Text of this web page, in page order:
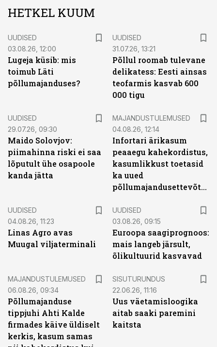
HETKEL KUUM
UUDISED
03.08.26, 12:00
Lugeja küsib: mis
toimub Läti
põllumajanduses?
UUDISED
31.07.26, 13:21
Põllul roomab tulevane
delikatess: Eesti ainsas
teofarmis kasvab 600
000 tigu
UUDISED
29.07.26, 09:30
Maido Solovjov:
piimahinna riski ei saa
lõputult ühe osapoole
kanda jätta
MAJANDUSTULEMUSED
04.08.26, 12:14
Infortari ärikasum
peaaegu kahekordistus,
kasumlikkust toetasid
ka uued
põllumajandusettevõtted
UUDISED
04.08.26, 11:23
Linas Agro avas
Muugal viljaterminali
UUDISED
03.08.26, 09:15
Euroopa saagiprognoos:
mais langeb järsult,
õlikultuurid kasvavad
MAJANDUSTULEMUSED
06.08.26, 09:34
Põllumajanduse
tippjuhi Ahti Kalde
firmades käive üldiselt
kerkis, kasum samas
SISUTURUNDUS
22.06.26, 11:16
Uus väetamisloogika
aitab saaki paremini
kaitsta